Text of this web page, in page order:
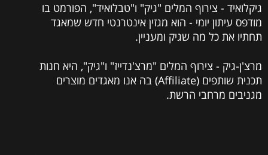
גיקלואיד - צירוף המלים "גיק" ו"טבלואיד", הפורמט בו
מודפס עיתון יומי - הוא מגזין אינטרנטי חדש שמאגד
תחתיו את כל מה שגיק ומעניין.
מרצ'ן-גיק - צירוף המלים "מרצ'נדייז" ו"גיק", היא חנות
תכנית שותפים (Affiliate) בה אנו מאגדים מוצרים
מגניבים מרחבי הרשת.